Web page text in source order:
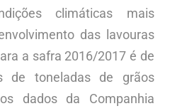
climáticas mais
das lavouras
a safra 2016/2017 é de
de toneladas de grãos
dados da Companhia